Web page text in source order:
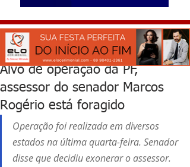
Alvo de operação da PF,
assessor do senador Marcos
Rogério está foragido
Operação foi realizada em diversos
estados na última quarta-feira. Senador
disse que decidiu exonerar o assessor.